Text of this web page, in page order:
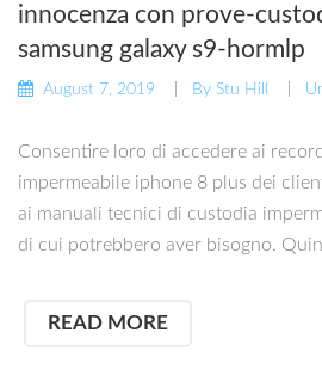
innocenza con prove-
samsung galaxy s9-hormlp
August 7, 2019 By Stu Hill
Consentire loro di accedere ai
impermeabile iphone 8 plus dei
ai manuali tecnici di custodia
di cui potrebbero aver bisogno.
READ MORE